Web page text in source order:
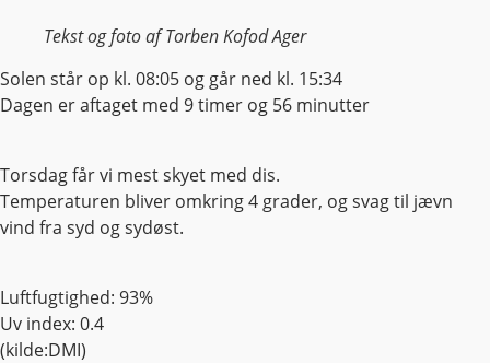
Tekst og foto af Torben Kofod Ager
Solen står op kl. 08:05 og går ned kl. 15:34
Dagen er aftaget med 9 timer og 56 minutter
Torsdag får vi mest skyet med dis.
Temperaturen bliver omkring 4 grader, og svag til jævn
vind fra syd og sydøst.
Luftfugtighed: 93%
Uv index: 0.4
(kilde:DMI)